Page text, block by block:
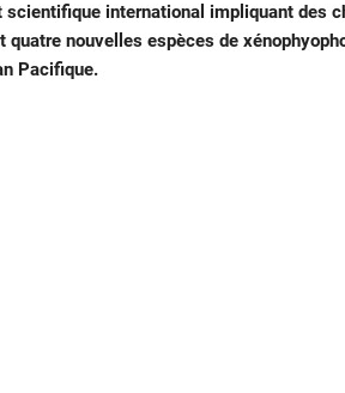
scientifique international impliquant des
quatre nouvelles espèces de
Pacifique.